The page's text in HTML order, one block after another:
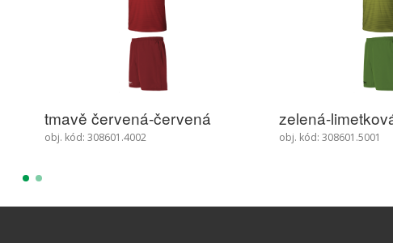
zelená-limetková
obj. kód: 308601.5001
royal-žlutá
obj. kód: 308601.6111